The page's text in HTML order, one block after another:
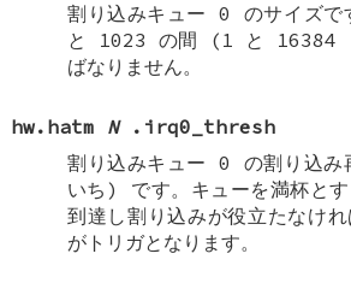
割り込みキュー 0 のサイズで
と 1023 の間 (1 と 16384
ばなりません。
hw.hatm N
.irq0_thresh
割り込みキュー 0 の割り込
いち) です。キューを満杯と
到達し割り込みが役立たなけ
がトリガとなります。